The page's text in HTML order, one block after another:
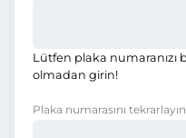
Lütfen plaka numaranızı
olmadan girin!
Plaka numarasını tekrarlayın